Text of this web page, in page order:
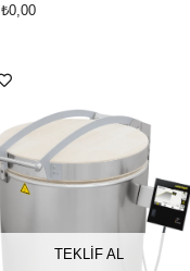
₺0,00
TEKLİF AL